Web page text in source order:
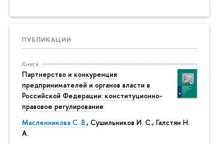
ПУБЛИКАЦИИ
Книга
Партнерство и конкуренция
предпринимателей и органов власти в
Российской Федерации: конституционно-
правовое регулирование
Масленникова С. В., Сушильников И. С., Галстян Н.
А.